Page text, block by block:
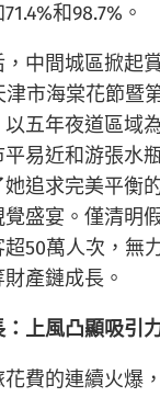
和98.7%。
中間城區掀起
津市海棠花節暨
五年夜道區域
易近和游張水
追求完美平衡
盛宴。僅清明
50萬人次，無
產鏈成長。
上風凸顯吸引
花費的連續火爆